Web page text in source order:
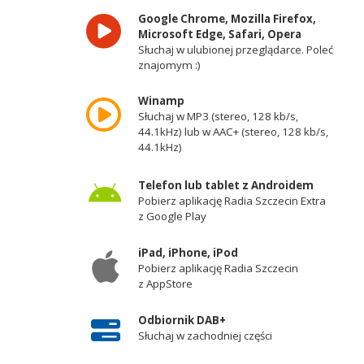
Google Chrome, Mozilla Firefox,
Microsoft Edge, Safari, Opera
Słuchaj w ulubionej przeglądarce. Poleć
znajomym :)
Winamp
Słuchaj w MP3 (stereo, 128 kb/s,
44.1kHz) lub w AAC+ (stereo, 128 kb/s,
44.1kHz)
Telefon lub tablet z Androidem
Pobierz aplikację Radia Szczecin Extra
z Google Play
iPad, iPhone, iPod
Pobierz aplikację Radia Szczecin
z AppStore
Odbiornik DAB+
Słuchaj w zachodniej części